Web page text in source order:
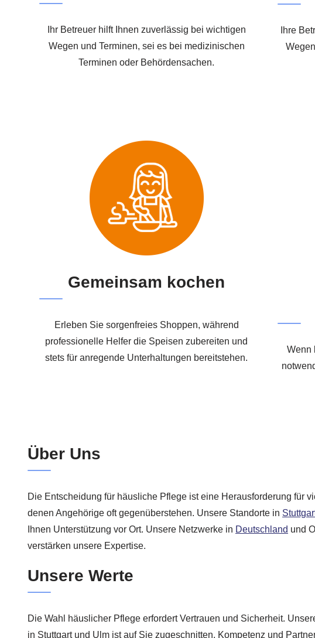
Ihr Betreuer hilft Ihnen zuverlässig bei wichtigen
Wegen und Terminen, sei es bei medizinischen
Terminen oder Behördensachen.
Ihre
Gemeinsam kochen
Erleben Sie sorgenfreies Shoppen, während
professionelle Helfer die Speisen zubereiten und
stets für anregende Unterhaltungen bereitstehen.
Wenn
Über Uns
Die Entscheidung für häusliche Pflege ist eine Herausforderung für
denen Angehörige oft gegenüberstehen. Unsere Standorte in
Ihnen Unterstützung vor Ort. Unsere Netzwerke in Deutschland und
verstärken unsere Expertise.
Unsere Werte
Die Wahl häuslicher Pflege erfordert Vertrauen und Sicherheit.
in Stuttgart und Ulm ist auf Sie zugeschnitten. Kompetenz und